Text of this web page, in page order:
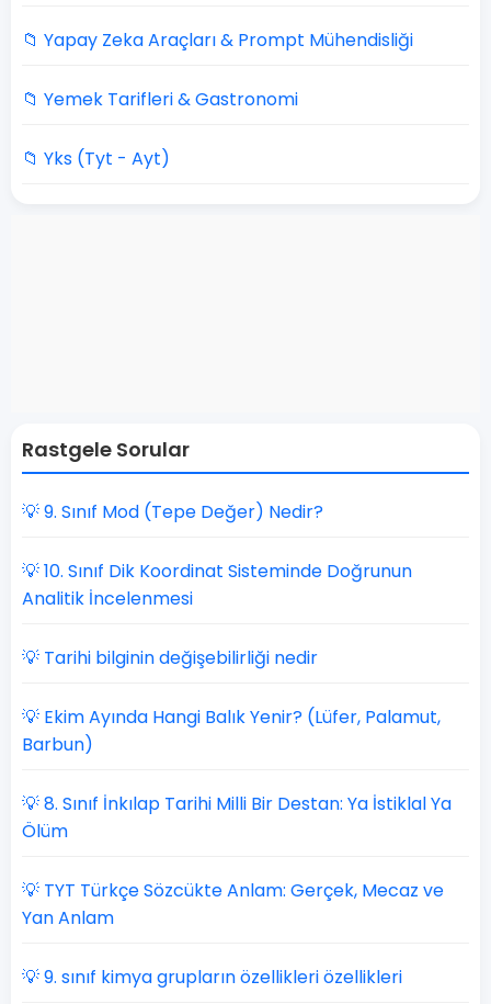
📁 Yapay Zeka Araçları & Prompt Mühendisliği
📁 Yemek Tarifleri & Gastronomi
📁 Yks (Tyt - Ayt)
Rastgele Sorular
💡 9. Sınıf Mod (Tepe Değer) Nedir?
💡 10. Sınıf Dik Koordinat Sisteminde Doğrunun
Analitik İncelenmesi
💡 Tarihi bilginin değişebilirliği nedir
💡 Ekim Ayında Hangi Balık Yenir? (Lüfer, Palamut,
Barbun)
💡 8. Sınıf İnkılap Tarihi Milli Bir Destan: Ya İstiklal Ya
Ölüm
💡 TYT Türkçe Sözcükte Anlam: Gerçek, Mecaz ve
Yan Anlam
💡 9. sınıf kimya grupların özellikleri özellikleri